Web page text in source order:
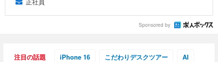
Sponsored by
注目の話題 iPhone 16 こだわりデスクツアー AI